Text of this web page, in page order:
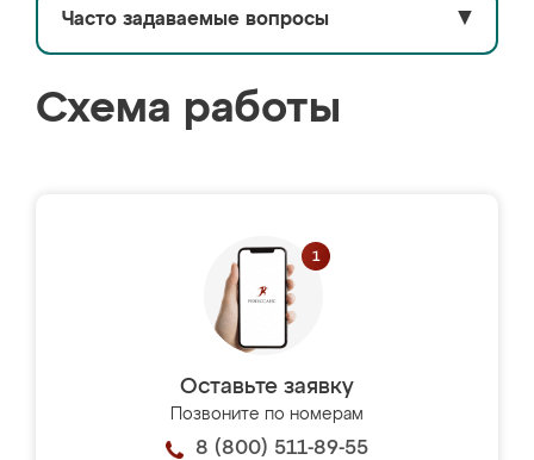
Часто задаваемые вопросы ▼
Схема работы
Оставьте заявку
Позвоните по номерам
8 (800) 511-89-55